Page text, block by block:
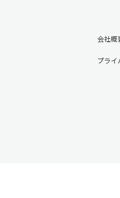
会社概
プライ